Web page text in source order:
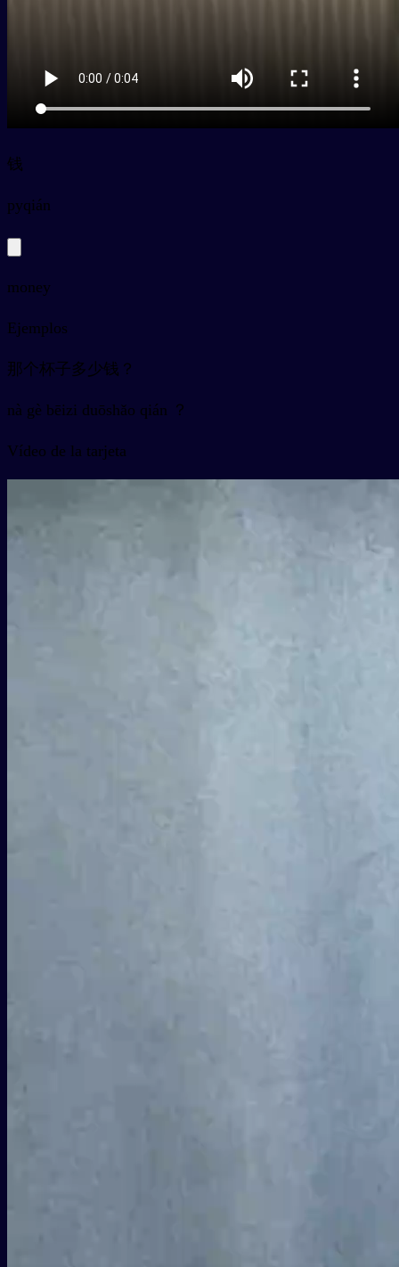
钱
pyqián
money
Ejemplos
那个杯子多少钱？
nà gè bēizi duōshǎo qián ？
Vídeo de la tarjeta